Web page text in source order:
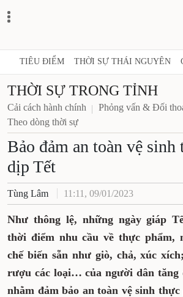
TIÊU ĐIỂM THỜI SỰ THÁI NGUYÊN
THỜI SỰ TRONG TỈNH
Cải cách hành chính
Phỏng vấn & Đối
Theo dòng thời sự
Bảo đảm an toàn vệ sinh
dịp Tết
Tùng Lâm 11:11, 09/01/2023
Như thông lệ, những ngày giáp
thời điểm nhu cầu về thực phẩm,
chế biến sẵn như giò, chả, xúc
rượu các loại… của người dân tăng
nhằm đảm bảo an toàn vệ sinh